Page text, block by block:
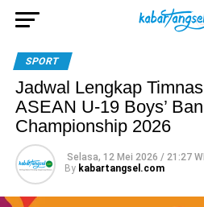
SPORT
Jadwal Lengkap
ASEAN U-19 Boys’
Championship 2026
Selasa, 12 Mei 2026 / 21:27
By kabartangsel.com